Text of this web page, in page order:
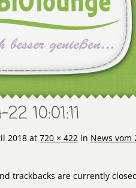
10:01:11
2018 at 720 × 422 in News vom
trackbacks are currently